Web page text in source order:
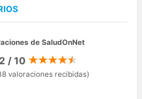
de SaludOnNet
/ 10
valoraciones recibidas)